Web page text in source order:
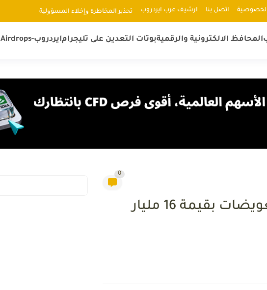
اتصل بنا ارشيف عرب ايردروب ﺗﺤﺬﻳﺮ اﻟﻤﺨﺎﻃﺮﺓ ﻭإﺧﻼء اﻟﻤﺴﺆﻭﻟﻴﺔ
المحافظ الالكترونية والرقميةبوتات التعدين على تليجرامايردروب-Airdrops
0
تراجع عملة FTT إلى 1.96 دولار وسط تعويضات بقيمة 16 مليار